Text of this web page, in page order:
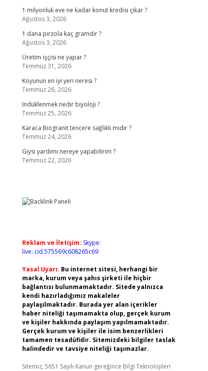
1 milyonluk eve ne kadar konut kredisi çıkar ?
Ağustos 3, 2026
1 dana pirzola kaç gramdır ?
Ağustos 3, 2026
Üretim işçisi ne yapar ?
Temmuz 31, 2026
Koyunun en iyi yeri neresi ?
Temmuz 26, 2026
Indüklenmek nedir biyoloji ?
Temmuz 25, 2026
Karaca Biogranit tencere sağlıklı mıdır ?
Temmuz 24, 2026
Giysi yardımı nereye yapabilirim ?
Temmuz 22, 2026
Reklam ve İletişim: Skype:
live:.cid.575569c608265c69
Yasal Uyarı: Bu internet sitesi, herhangi bir
marka, kurum veya şahıs şirketi ile hiçbir
bağlantısı bulunmamaktadır. Sitede yalnızca
kendi hazırladığımız makaleler
paylaşılmaktadır. Burada yer alan içerikler
haber niteliği taşımamakta olup, gerçek kurum
ve kişiler hakkında paylaşım yapılmamaktadır.
Gerçek kurum ve kişiler ile isim benzerlikleri
tamamen tesadüfidir. Sitemizdeki bilgiler taslak
halindedir ve tavsiye niteliği taşımazlar.
Sitemiz, 5651 Sayılı Kanun gereğince Bilgi Teknolojileri